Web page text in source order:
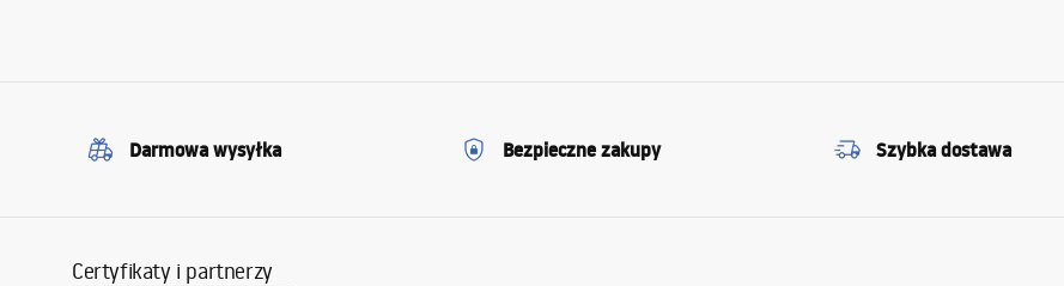
Darmowa wysyłka Bezpieczne zakupy Szybka dostawa
Certyfikaty i partnerzy